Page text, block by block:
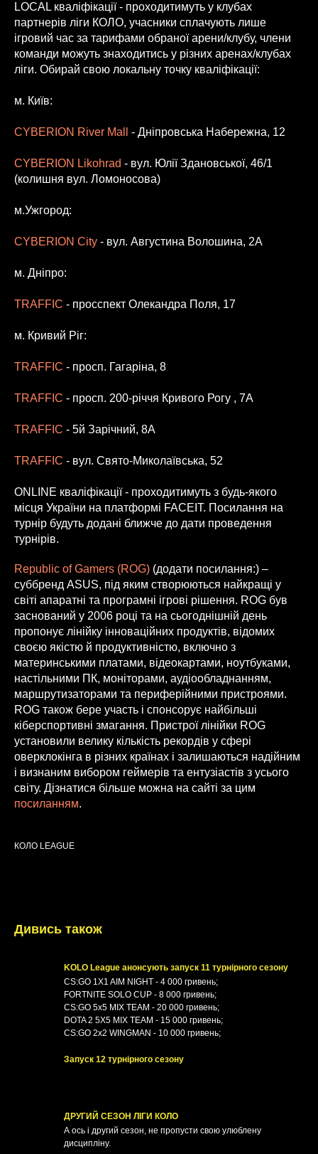
LOCAL кваліфікації - проходитимуть у клубах
партнерів ліги КОЛО, учасники сплачують лише
ігровий час за тарифами обраної арени/клубу, члени
команди можуть знаходитись у різних аренах/клубах
ліги. Обирай свою локальну точку кваліфікації:
м. Київ:
CYBERION River Mall - Дніпровська Набережна, 12
CYBERION Likohrad - вул. Юлії Здановської, 46/1
(колишня вул. Ломоносова)
м.Ужгород:
CYBERION City - вул. Августина Волошина, 2А
м. Дніпро:
TRAFFIC - просспект Олекандра Поля, 17
м. Кривий Ріг:
TRAFFIC - просп. Гагаріна, 8
TRAFFIC - просп. 200-річчя Кривого Рогу , 7А
TRAFFIC - 5й Зарічний, 8А
TRAFFIC - вул. Свято-Миколаївська, 52
ONLINE кваліфікації - проходитимуть з будь-якого
місця України на платформі FACEIT. Посилання на
турнір будуть додані ближче до дати проведення
турнірів.
Republic of Gamers (ROG) (додати посилання:) –
суббренд ASUS, під яким створюються найкращі у
світі апаратні та програмні ігрові рішення. ROG був
заснований у 2006 році та на сьогоднішній день
пропонує лінійку інноваційних продуктів, відомих
своєю якістю й продуктивністю, включно з
материнськими платами, відеокартами, ноутбуками,
настільними ПК, моніторами, аудіообладнанням,
маршрутизаторами та периферійними пристроями.
ROG також бере участь і спонсорує найбільші
кіберспортивні змагання. Пристрої лінійки ROG
установили велику кількість рекордів у сфері
оверклокінга в різних країнах і залишаються надійним
і визнаним вибором геймерів та ентузіастів з усього
світу. Дізнатися більше можна на сайті за цим
посиланням.
КОЛО LEAGUE
Дивись також
KOLO League анонсують запуск 11 турнiрного сезону
CS:GO 1X1 AIM NIGHT - 4 000 гривень;
FORTNITE SOLO CUP - 8 000 гривень;
CS:GO 5x5 MIX TEAM - 20 000 гривень;
DOTA 2 5X5 MIX TEAM - 15 000 гривень;
CS:GO 2x2 WINGMAN - 10 000 гривень;
Запуск 12 турнiрного сезону
ДРУГИЙ СЕЗОН ЛІГИ КОЛО
А ось і другий сезон, не пропусти свою улюблену
дисципліну.